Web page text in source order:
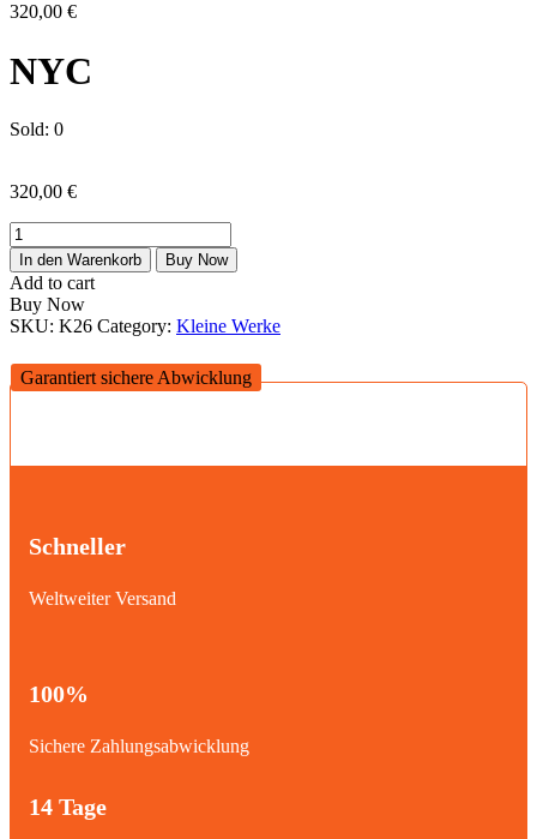
320,00 €
NYC
Sold: 0
320,00 €
NYC
Menge
In den Warenkorb Buy Now
Add to cart
Buy Now
SKU: K26 Category: Kleine Werke
Garantiert sichere Abwicklung
Schneller
Weltweiter Versand
100%
Sichere Zahlungsabwicklung
14 Tage